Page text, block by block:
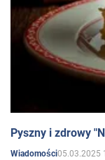
Pyszny i zdrowy
Wiadomości05.03.2025